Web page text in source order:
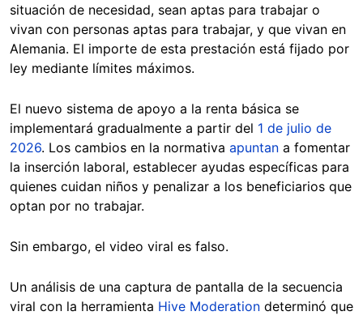
situación de necesidad, sean aptas para trabajar o
vivan con personas aptas para trabajar, y que vivan en
Alemania. El importe de esta prestación está fijado por
ley mediante límites máximos.
El nuevo sistema de apoyo a la renta básica se
implementará gradualmente a partir del 1 de julio de
2026. Los cambios en la normativa apuntan a fomentar
la inserción laboral, establecer ayudas específicas para
quienes cuidan niños y penalizar a los beneficiarios que
optan por no trabajar.
Sin embargo, el video viral es falso.
Un análisis de una captura de pantalla de la secuencia
viral con la herramienta Hive Moderation determinó que